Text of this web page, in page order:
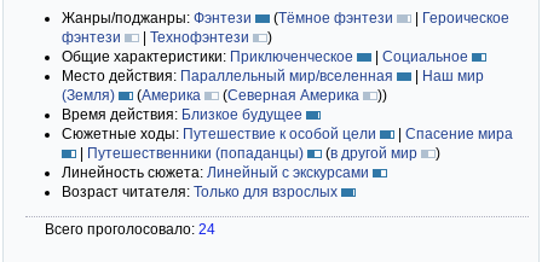
Жанры/поджанры: Фэнтези (Тёмное фэнтези | Героическое
фэнтези
| Технофэнтези
)
Общие характеристики: Приключенческое | Социальное
Место действия: Параллельный мир/вселенная | Наш мир
(Земля)
(Америка (Северная Америка ))
Время действия: Близкое будущее
Сюжетные ходы: Путешествие к особой цели | Спасение мира
| Путешественники (попаданцы) (в другой мир
)
Линейность сюжета: Линейный с экскурсами
Возраст читателя: Только для взрослых
Всего проголосовало: 24